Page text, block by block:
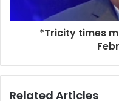
*Tricity times
Related Articles